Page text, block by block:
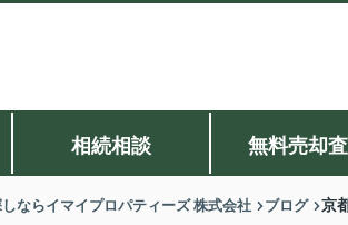
相続相談 無料売却
ならイマイプロパティーズ 株式会社 ブログ 京